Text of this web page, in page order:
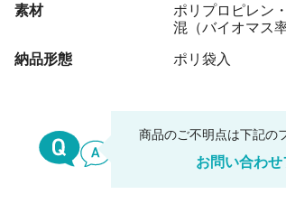
素材
ポリプロピレン
混（バイオマス
納品形態
ポリ袋入
商品のご不明点は下記の
お問い合わ